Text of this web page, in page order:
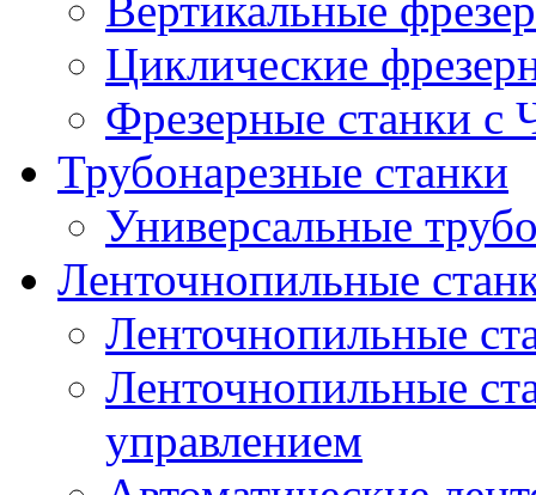
Циклические
Фрезерные станки
Трубонарезные станки
Универсальные
Ленточнопильные
Ленточнопильные
Ленточнопильные
управлением